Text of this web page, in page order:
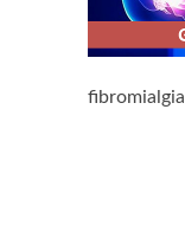
fibromialgia